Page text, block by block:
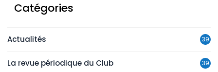
Catégories
Actualités 39
La revue périodique du Club 39